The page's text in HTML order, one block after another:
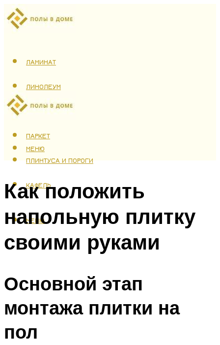
ЛАМИНАТ
ЛИНОЛЕУМ
ТЕПЛЫЙ ПОЛ
ПАРКЕТ
ПЛИНТУСА И ПОРОГИ
КАФЕЛЬ
МЕНЮ
МЕНЮ
Как положить
напольную плитку
своими руками
Основной этап
монтажа плитки на
пол